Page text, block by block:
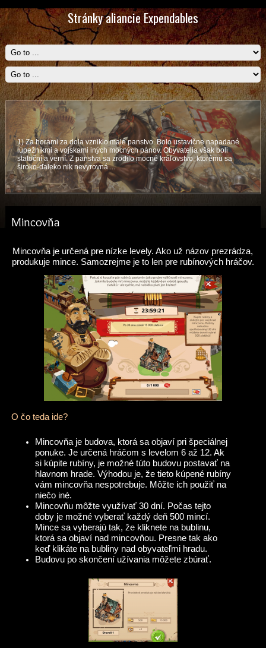
Stránky aliancie Expendables
1) Za horami za dola vzniklo malé panstvo. Bolo ustavične napadané
lúpežníkmi a vojskami iných mocných pánov. Obyvatelia však boli
statoční a verní. Z panstva sa zrodilo mocné kráľovstvo, ktorému sa
široko-ďaleko nik nevyrovná....
Mincovňa
Mincovňa je určená pre nízke levely. Ako už názov prezrádza,
produkuje mince. Samozrejme je to len pre rubínových hráčov.
O čo teda ide?
Mincovňa je budova, ktorá sa objaví pri špeciálnej
ponuke. Je určená hráčom s levelom 6 až 12. Ak
si kúpite rubíny, je možné túto budovu postavať na
hlavnom hrade. Výhodou je, že tieto kúpené rubíny
vám mincovňa nespotrebuje. Môžte ich použiť na
niečo iné.
Mincovňu môžte využívať 30 dní. Počas tejto
doby je možné vyberať každý deň 500 mincí.
Mince sa vyberajú tak, že kliknete na bublinu,
ktorá sa objaví nad mincovňou. Presne tak ako
keď klikáte na bubliny nad obyvateľmi hradu.
Budovu po skončení užívania môžete zbúrať.